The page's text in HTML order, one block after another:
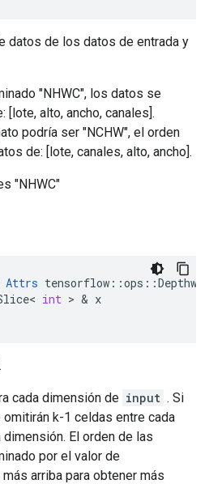
datos de los datos de entrada y
"NHWC", los datos se
[lote, alto, ancho, canales].
podría ser "NCHW", el orden
de: [lote, canales, alto, ancho].
"NHWC"
Attrs tensorflow ::ops ::
< int > & x
cada dimensión de input . Si
k-1 celdas entre cada
El orden de las
por el valor de
arriba para obtener más